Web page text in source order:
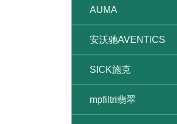
AUMA
安沃驰AVENTICS
SICK施克
mpfiltri翡翠